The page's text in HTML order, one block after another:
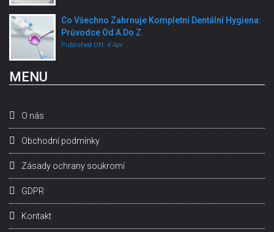
Co Všechno Zahrnuje Kompletní Dentální Hygiena:
Průvodce Od A Do Z
Published ON: 4 Apr
MENU
O nás
Obchodní podmínky
Zásady ochrany soukromí
GDPR
Kontakt